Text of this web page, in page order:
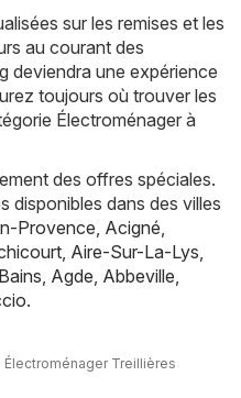
sur les remises et les
au courant des
deviendra une expérience
toujours où trouver les
Électroménager à
des offres spéciales.
disponibles dans des villes
Provence Acigné
Aire-Sur-La-Lys
Agde Abbeville
.
Électroménager Treillières